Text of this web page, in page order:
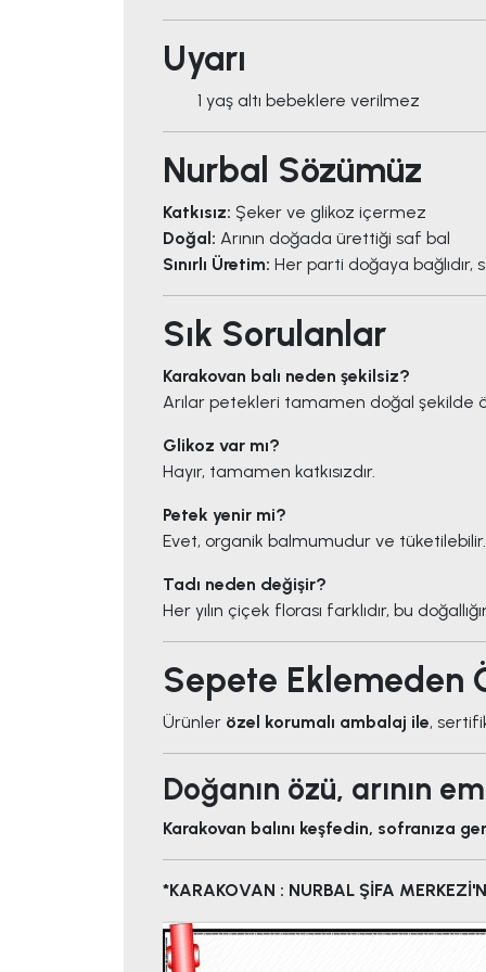
Uyarı
1 yaş altı bebeklere verilmez
Nurbal Sözümüz
Katkısız: Şeker ve glikoz içermez
Doğal: Arının doğada ürettiği saf bal
Sınırlı Üretim: Her parti doğaya bağlıdır,
Sık Sorulanlar
Karakovan balı neden şekilsiz?
Arılar petekleri tamamen doğal şekilde
Glikoz var mı?
Hayır, tamamen katkısızdır.
Petek yenir mi?
Evet, organik balmumudur ve tüketilebilir.
Tadı neden değişir?
Her yılın çiçek florası farklıdır, bu
Sepete Eklemeden
Ürünler özel korumalı ambalaj ile,
Doğanın özü, arının
Karakovan balını keşfedin, sofranıza
*KARAKOVAN : NURBAL ŞİFA